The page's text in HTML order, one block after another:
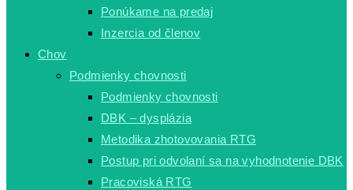
Ponúkame na predaj
Inzercia od členov
Chov
Podmienky chovnosti
Podmienky chovnosti
DBK – dysplázia
Metodika zhotovovania RTG
Postup pri odvolaní sa na vyhodnotenie DBK
Pracoviská RTG